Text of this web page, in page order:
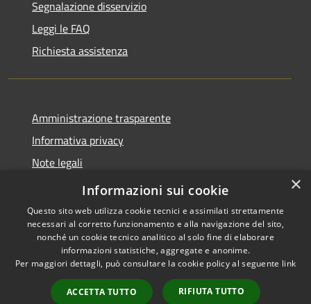
Segnalazione disservizio
Leggi le FAQ
Richiesta assistenza
Amministrazione trasparente
Informativa privacy
Note legali
Dichiarazione di accessibilità
Accessibilità
Copyright © 2026 • Comune di
Torrevecchia Pia • Powered by
Municipium•
Accesso
×
Informazioni sui cookie
Questo sito web utilizza cookie tecnici e assimilati strettamente
necessari al corretto funzionamento e alla navigazione del sito,
nonché un cookie tecnico analitico al solo fine di elaborare
informazioni statistiche, aggregate e anonime.
Per maggiori dettagli, può consultare la cookie policy al seguente link
ACCETTA TUTTO RIFIUTA TUTTO